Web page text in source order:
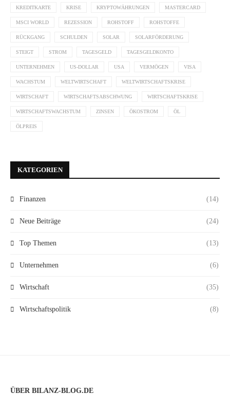
KREDITKARTE KRISE KRYPTOWÄHRUNGEN MASTERCARD
MSCI WORLD REZESSION ROHSTOFF ROHSTOFFE
RÜCKGANG SCHULDEN SOLAR SOLARFÖRDERUNG
STEIGT STROM TAGESGELD TAGESGELDKONTO
UNTERNEHMEN US-DOLLAR USA VERMÖGEN VISA
WACHSTUM WELTWIRTSCHAFT WELTWIRTSCHAFTSKRISE
WIRTSCHAFT WIRTSCHAFTSABSCHWUNG WIRTSCHAFTSKRISE
WIRTSCHAFTSWACHSTUM ZINSEN ÖKOSTROM ÖL
ÖLPREIS
KATEGORIEN
Finanzen (14)
Neue Beiträge (24)
Top Themen (13)
Unternehmen (6)
Wirtschaft (35)
Wirtschaftspolitik (8)
ÜBER BILANZ-BLOG.DE